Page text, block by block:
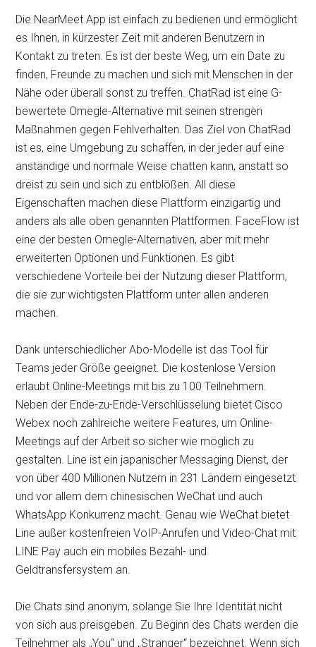
Die NearMeet App ist einfach zu bedienen und ermöglicht
es Ihnen, in kürzester Zeit mit anderen Benutzern in
Kontakt zu treten. Es ist der beste Weg, um ein Date zu
finden, Freunde zu machen und sich mit Menschen in der
Nähe oder überall sonst zu treffen. ChatRad ist eine G-
bewertete Omegle-Alternative mit seinen strengen
Maßnahmen gegen Fehlverhalten. Das Ziel von ChatRad
ist es, eine Umgebung zu schaffen, in der jeder auf eine
anständige und normale Weise chatten kann, anstatt so
dreist zu sein und sich zu entblößen. All diese
Eigenschaften machen diese Plattform einzigartig und
anders als alle oben genannten Plattformen. FaceFlow ist
eine der besten Omegle-Alternativen, aber mit mehr
erweiterten Optionen und Funktionen. Es gibt
verschiedene Vorteile bei der Nutzung dieser Plattform,
die sie zur wichtigsten Plattform unter allen anderen
machen.
Dank unterschiedlicher Abo-Modelle ist das Tool für
Teams jeder Größe geeignet. Die kostenlose Version
erlaubt Online-Meetings mit bis zu 100 Teilnehmern.
Neben der Ende-zu-Ende-Verschlüsselung bietet Cisco
Webex noch zahlreiche weitere Features, um Online-
Meetings auf der Arbeit so sicher wie möglich zu
gestalten. Line ist ein japanischer Messaging Dienst, der
von über 400 Millionen Nutzern in 231 Ländern eingesetzt
und vor allem dem chinesischen WeChat und auch
WhatsApp Konkurrenz macht. Genau wie WeChat bietet
Line außer kostenfreien VoIP-Anrufen und Video-Chat mit
LINE Pay auch ein mobiles Bezahl- und
Geldtransfersystem an.
Die Chats sind anonym, solange Sie Ihre Identität nicht
von sich aus preisgeben. Zu Beginn des Chats werden die
Teilnehmer als „You“ und „Stranger“ bezeichnet. Wenn sich